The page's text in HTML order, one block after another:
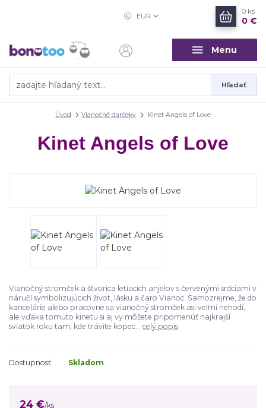
Menu
EUR
Hľadať
0 ks
0 €
Úvod Vianočné darčeky Kinet Angels of Love
Kinet Angels of Love
Vianočný stromček a štvorica letiacich anjelov s červenými srdciami v
náručí symbolizujúcich život, lásku a čaro Vianoc. Samozrejme, že do
kancelárie alebo pracovne sa vianočný stromček asi veľmi nehodí,
ale vďaka tomuto kinetu si aj vy môžete pripomenúť najkrajší
sviatok roku tam, kde trávite kopec... celý popis
Dostupnosť Skladom
24 €/ks